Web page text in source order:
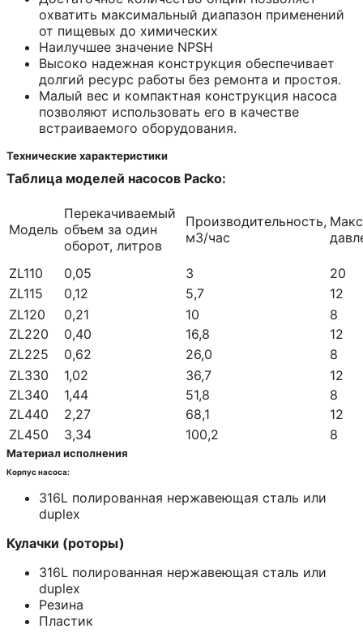
охватить максимальный диапазон применений
от пищевых до химических
Наилучшее значение NPSH
Высоко надежная конструкция обеспечивает
долгий ресурс работы без ремонта и простоя.
Малый вес и компактная конструкция насоса
позволяют использовать его в качестве
встраиваемого оборудования.
Технические характеристики
Таблица моделей насосов Packo:
Модель
Перекачиваемый
объем за один
оборот, литров
Производительность,
м3/час
ZL110 0,05 3
20
ZL115
0,12 5,7
12
ZL120
0,21 10
8
ZL220
0,40 16,8
12
ZL225
0,62 26,0
8
ZL330
1,02 36,7
12
ZL340
1,44 51,8
8
ZL440
2,27 68,1
12
ZL450
3,34 100,2 8
Материал исполнения
Корпус насоса:
316L полированная нержавеющая сталь или
duplex
Кулачки (роторы)
316L полированная нержавеющая сталь или
duplex
Резина
Пластик